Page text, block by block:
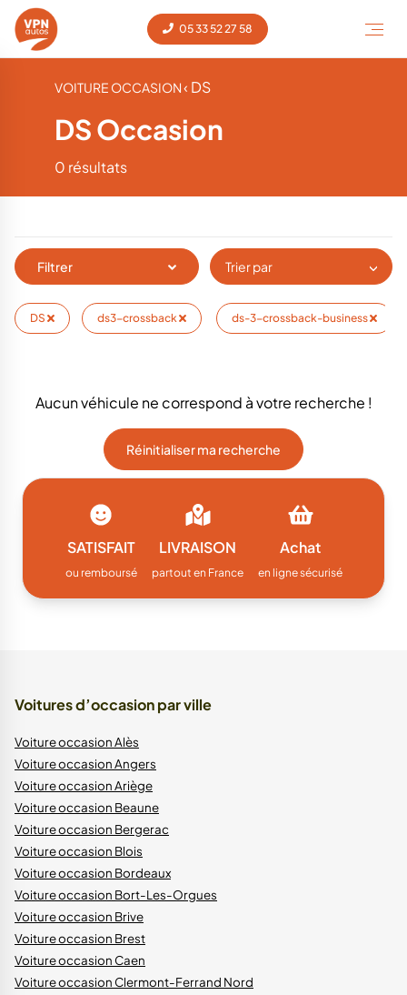
05 33 52 27 58
VOITURE OCCASION‹ DS
DS Occasion
0 résultats
Filtrer Trier par
DS ds3-crossback ds-3-crossback-business
Aucun véhicule ne correspond à votre recherche !
Réinitialiser ma recherche
SATISFAIT
ou remboursé
LIVRAISON
partout en France
Achat
en ligne sécurisé
Voitures d’occasion par ville
Voiture occasion Alès
Voiture occasion Angers
Voiture occasion Ariège
Voiture occasion Beaune
Voiture occasion Bergerac
Voiture occasion Blois
Voiture occasion Bordeaux
Voiture occasion Bort-Les-Orgues
Voiture occasion Brive
Voiture occasion Brest
Voiture occasion Caen
Voiture occasion Clermont-Ferrand Nord